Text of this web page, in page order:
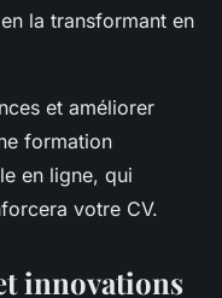
la transformant en
et améliorer
formation
en ligne, qui
votre CV.
innovations